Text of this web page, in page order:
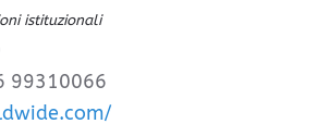
istituzionali
99310066